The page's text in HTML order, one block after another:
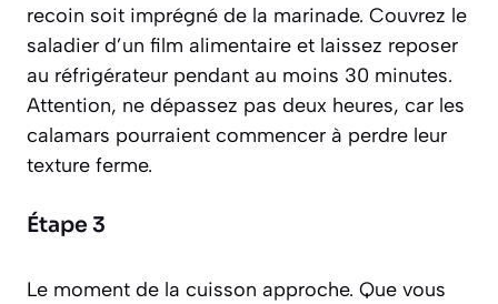
recoin soit imprégné de la marinade. Couvrez le
saladier d’un film alimentaire et laissez reposer
au réfrigérateur pendant au moins 30 minutes.
Attention, ne dépassez pas deux heures, car les
calamars pourraient commencer à perdre leur
texture ferme.
Étape 3
Le moment de la cuisson approche. Que vous